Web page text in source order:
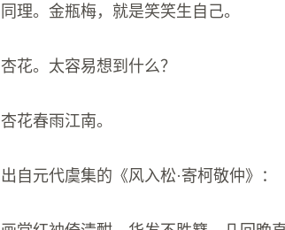
同理。金瓶梅，就是笑笑生自己。
杏花。太容易想到什么？
杏花春雨江南。
出自元代虞集的《风入松·寄柯敬仲》：